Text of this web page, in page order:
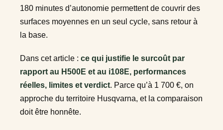
180 minutes d’autonomie permettent de couvrir des
surfaces moyennes en un seul cycle, sans retour à
la base.
Dans cet article : ce qui justifie le surcoût par
rapport au H500E et au i108E, performances
réelles, limites et verdict. Parce qu’à 1 700 €, on
approche du territoire Husqvarna, et la comparaison
doit être honnête.